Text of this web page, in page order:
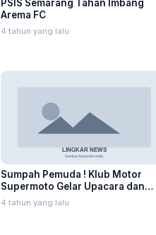
PSIS Semarang Tahan Imbang
Arema FC
4 tahun yang lalu
Sumpah Pemuda ! Klub Motor
Supermoto Gelar Upacara dan
Tabur Benih Ikan
4 tahun yang lalu